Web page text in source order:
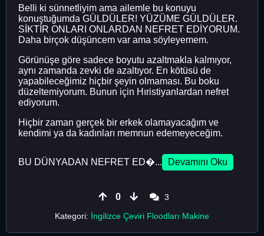
Belli ki sünnetliyim ama ailemle bu konuyu
konuştuğumda GÜLDÜLER! YÜZÜME GÜLDÜLER.
SİKTİR ONLARI ONLARDAN NEFRET EDİYORUM.
Daha birçok düşüncem var ama söyleyemem.
Görünüşe göre sadece boyutu azaltmakla kalmıyor,
aynı zamanda zevki de azaltıyor. En kötüsü de
yapabileceğimiz hiçbir şeyin olmaması. Bu boku
düzeltemiyorum. Bunun için Hıristiyanlardan nefret
ediyorum.
Hiçbir zaman gerçek bir erkek olamayacağım ve
kendimi ya da kadınları memnun edemeyeceğim.
BU DÜNYADAN NEFRET ED�... Devamını Oku
0
3
Kategori: İngilizce Çeviri Floodları Makine